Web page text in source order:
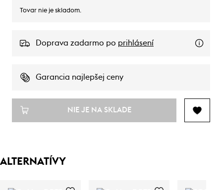
Tovar nie je skladom.
Doprava zadarmo po prihlásení
Garancia najlepšej ceny
NIE JE NA SKLADE
ALTERNATÍVY